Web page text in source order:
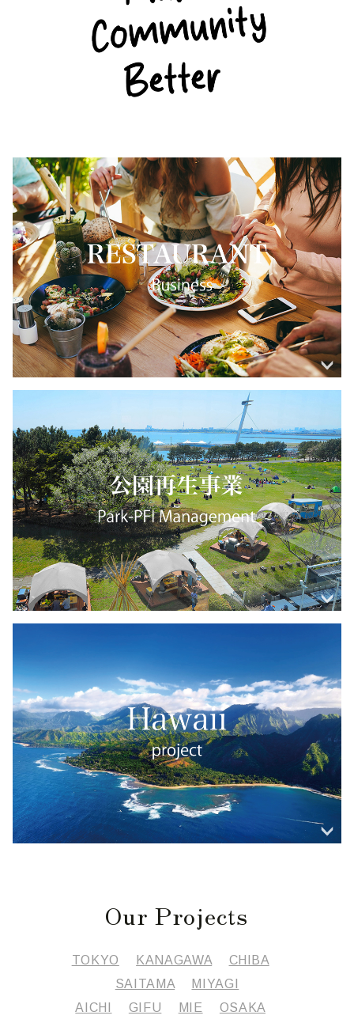
Restaurant Business
レストラン事業
詳しく見る
Park-PFI Management
公園再生事業
詳しく見る
ハワイ事業
Our Projects
TOKYO KANAGAWA
CHIBA
SAITAMA
MIYAGI
AICHI
GIFU MIE
OSAKA
natuRe tokyo東京・明治公園
レストランの繊細さとビストロの気軽さを併せ持つユーズフ
ルダイニング。
環境に寄り添った国産食材をフレンチの技法で調理し、サス
テナブルな未来を紡ぐ新たなアイランド（日本）フレンチを
CADRAN東京・銀座
銀座のシンボルである4丁目交差点の時計台を目の前にした
テラス席やバーカウンター、プライベートルームなど、銀座
の一等地に佇む唯一無二のラグジュアリー空間で洗練された
モダンフレンチをご堪能ください。
詳しくはこちら
蕎麦いっこん東京・恵比寿
ランチではこだわりの二八蕎麦と共に食べられるセットメニ
ューを各種ご用意。
夜はお酒にぴったりな蕎麦前メニュー・刺身・天ぷら・寿司
と様々なメニューが楽しい時間に彩りを与えます。
詳しくはこちら
小料理バル ドメ愛知・名古屋
国産にこだわった「野菜」 「串揚げ」 「豆腐」 「珍
味」等、有機食材のお料理とお酒が楽しめます。
また、日本酒は愛知や東海三県の地酒にスポットを当てなが
らも、全国各地の選りすぐりの地酒をご用意しております。
詳しくはこちら
乙こん神奈川・横浜
乙な献立と乙な交流。ちょっと洒落てて気がきく和食バル。
季節食材のおばんざいや天ぷら、小鍋でつまめる「すき焼
き」を肴に、厳選したワインや季節の日本酒などを豊富にご
用意しております。
詳しくはこちら
渋谷舌呑 東京・渋谷
Coming Soon
その他の店舗
金山ソウル愛知・名古屋
人気No.1の三元豚のサムギョプサルなど韓国の人気料理を各
種取り揃えています。金山ソウル特製の「チュクミサムギョ
プサル」もオススメ。
に合わせて軽く飲むも、ホルモン鍋や鉄板料理でしっかりお
食事するも良し。
詳しくはこちら
MS. CASABLANCA神奈川・横浜
表参道「Mimosa」のミシュランシェフ・南俊郎氏が監修す
るカジュアルチャイニーズ。焼売や餃子などの点心を中心と
した、シンプルながらも上質で本格的な中華料理を提供。厳
選された中国茶やグラスワインと共に、カジュアルにお楽し
FEEL GREEN CAFE東京・日本橋
日本橋高島屋S.C.の屋上庭園に、緑の木々や花々に囲まれた
くつろぎの空間でティータイムやランチスタイルを楽しめる
『FEEL GREEN CAFE』。
やファミリーがお子様と一緒に楽しむなど、様々な憩いの時
間をお過ごしください。
詳しくはこちら
蘇山荘愛知・名古屋
概国の有形文化財に登録されている近代和風建築の建物は、
木材を贅沢に使用した和モダンな造り。日本らしさを懐かし
み、草庵的な庭園を眺めながらゆったりとおくつろぎくださ
い。
b&r東京・赤坂
落ち着きのある雰囲気ながらパブのような賑わいを見せる、
本格シガーとお酒を気軽に楽しめる大人の酒場。お飲物は洋
酒だけでも100種類以上取り揃えています。
詳しくはこちら
その他の店舗
山手十番館神奈川・横浜
山手の丘に佇む歴史ある洋館『山手十番館』。
心地良い風が通り抜ける庭園が広がり、異国情緒を感じる歴
史ある建物の1階は気軽にご利用頂けるカフェ。2階はラン
チ、ディナーを愉しめるフレンチレストランです。
詳しくはこちら
YOKKAICHI HARBOR 尾上別荘
三重・四日市
明治時代、四日市の発展に尽力した名士・小菅剣之助氏の自
邸をリノベーションして誕生した「YOKKAICHI HARBOR尾
上別荘」。
歴史と伝統が織りなす場所に佇むレストランで 四季の移ろ
いと共に洗練されたモダンフレンチをお楽しみください。
詳しくはこちら
日本橋高島屋S.C. BBQ BEER GARDEN
東京・日本橋
バラエティー豊かなお肉と海鮮にこだわり、銘柄肉や国産の
食材を豊富にそろえたBBQ。ドリンクはキンキンに冷えたビ
ールの他にも全7種のワインブッフェをお楽しみください。
詳しくはこちら
"R"RIVERSIDE GRILL＆BEER GARDEN
大阪・中之島
中之島公園バラ園内のビアガーデン。都心を流れる堂島川と
土佐掘川の中州にある緑豊かなリバーサイドで楽しむBBQ。
詳しくはこちら
その他の店舗